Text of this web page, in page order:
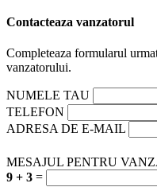
Contacteaza vanzatorul
Completeaza formularul
vanzatorului.
NUMELE TAU
TELEFON
ADRESA DE E-MAIL
MESAJUL PENTRU
9 + 3 =